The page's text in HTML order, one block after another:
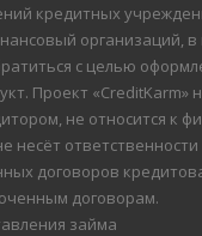
кредитных
организаций, в
с целью
Проект «CreditKarm»
не относится к
несёт ответственности
договоров
договорам.
займа